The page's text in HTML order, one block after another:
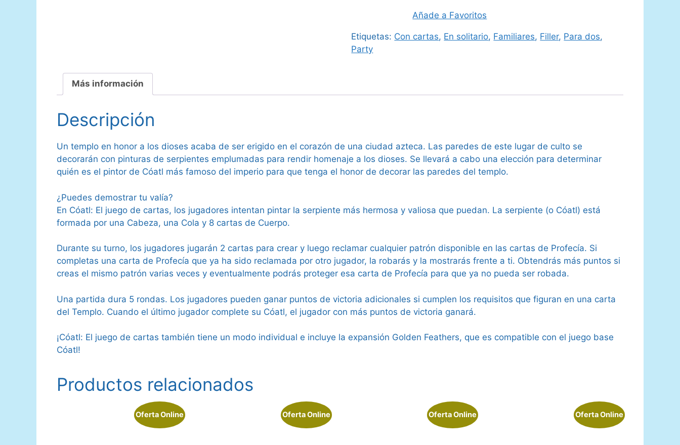
cantidad
Añade a Favoritos
Etiquetas: Con cartas, En solitario, Familiares, Filler, Para dos,
Party
Más información
Descripción
Un templo en honor a los dioses acaba de ser erigido en el corazón de una ciudad azteca. Las paredes de este lugar de culto se
decorarán con pinturas de serpientes emplumadas para rendir homenaje a los dioses. Se llevará a cabo una elección para determinar
quién es el pintor de Cóatl más famoso del imperio para que tenga el honor de decorar las paredes del templo.
¿Puedes demostrar tu valía?
En Cóatl: El juego de cartas, los jugadores intentan pintar la serpiente más hermosa y valiosa que puedan. La serpiente (o Cóatl) está
formada por una Cabeza, una Cola y 8 cartas de Cuerpo.
Durante su turno, los jugadores jugarán 2 cartas para crear y luego reclamar cualquier patrón disponible en las cartas de Profecía. Si
completas una carta de Profecía que ya ha sido reclamada por otro jugador, la robarás y la mostrarás frente a ti. Obtendrás más puntos si
creas el mismo patrón varias veces y eventualmente podrás proteger esa carta de Profecía para que ya no pueda ser robada.
Una partida dura 5 rondas. Los jugadores pueden ganar puntos de victoria adicionales si cumplen los requisitos que figuran en una carta
del Templo. Cuando el último jugador complete su Cóatl, el jugador con más puntos de victoria ganará.
¡Cóatl: El juego de cartas también tiene un modo individual e incluye la expansión Golden Feathers, que es compatible con el juego base
Cóatl!
Productos relacionados
Oferta Online Oferta Online Oferta Online Oferta Online